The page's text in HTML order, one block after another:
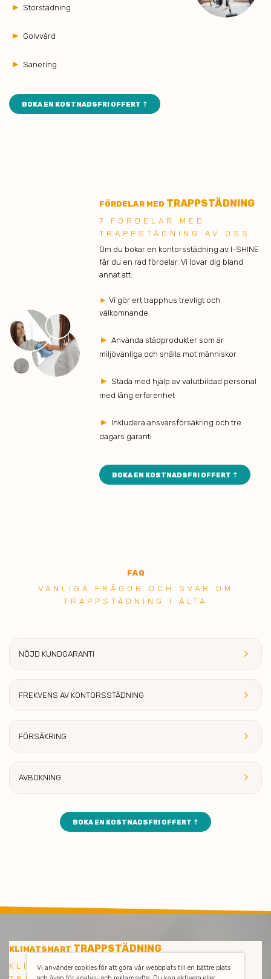
► Storstädning
► Golvvård
► Sanering
BOKA EN KOSTNADSFRI OFFERT ⇡
FÖRDELAR MED TRAPPSTÄDNING
7 FÖRDELAR MED
TRAPPSTÄDNING AV OSS
Om du bokar en kontorsstädning av I-SHINE
får du en rad fördelar. Vi lovar dig bland
annat att:
►Vi gör ert trapphus trevligt och
välkomnande
►Använda städprodukter som är
miljövänliga och snälla mot människor
► Städa med hjälp av välutbildad personal
med lång erfarenhet
► Inkludera ansvarsförsäkring och tre
dagars garanti
BOKA EN KOSTNADSFRI OFFERT ⇡
FAQ
VANLIGA FRÅGOR OCH SVAR OM
TRAPPSTÄDNING I ÄLTA
keyboard_arrow_right
NÖJD KUNDGARANTI
keyboard_arrow_right
FREKVENS AV KONTORSSTÄDNING
keyboard_arrow_right
FÖRSÄKRING
keyboard_arrow_right
AVBOKNING
BOKA EN KOSTNADSFRI OFFERT ⇡
KLIMATSMART TRAPPSTÄDNING
KLIMATSMART OCH EFFEKTIV
Vi använder cookies för att göra vår webbplats till en bättre plats